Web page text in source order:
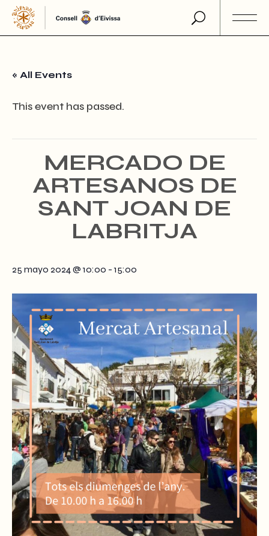
Skip
the
content
« All Events
This event has passed.
MERCADO DE
ARTESANOS DE
SANT JOAN DE
LABRITJA
25 mayo 2024 @ 10:00 - 15:00